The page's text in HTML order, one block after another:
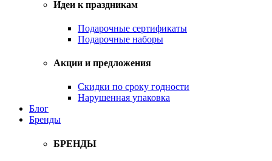
Идеи к праздникам
Подарочные сертификаты
Подарочные наборы
Акции и предложения
Скидки по сроку годности
Нарушенная упаковка
Блог
Бренды
БРЕНДЫ